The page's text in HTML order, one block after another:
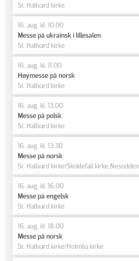
St. Hallvard kirke
16. aug. kl. 10.00
Messe på ukrainsk i lillesalen
St. Hallvard kirke
16. aug. kl. 11.00
Høymesse på norsk
St. Hallvard kirke
16. aug. kl. 13.00
Messe på polsk
St. Hallvard kirke
16. aug. kl. 13.30
Messe på norsk
St. Hallvard kirke/Skoklefall kirke,Nesodden
16. aug. kl. 16.00
Messe på engelsk
St. Hallvard kirke
16. aug. kl. 18.00
Messe på norsk
St. Hallvard kirke/Holmlia kirke